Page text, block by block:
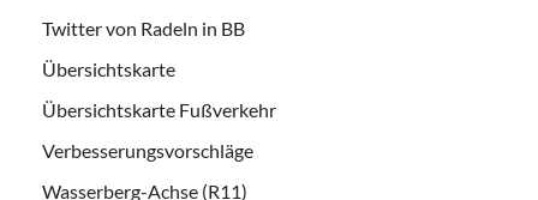
Twitter von Radeln in BB
Übersichtskarte
Übersichtskarte Fußverkehr
Verbesserungsvorschläge
Wasserberg-Achse (R11)